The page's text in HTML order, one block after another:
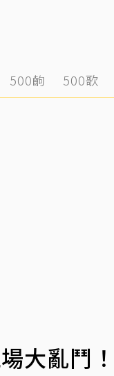
500齣 500歌
大亂鬥